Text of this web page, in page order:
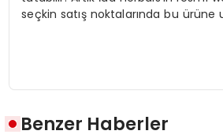
seçkin satış noktalarında bu ürüne
Benzer Haberler